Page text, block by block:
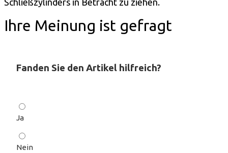
Ihre Meinung ist gefragt
Fanden Sie den Artikel hilfreich?
Ja
Nein